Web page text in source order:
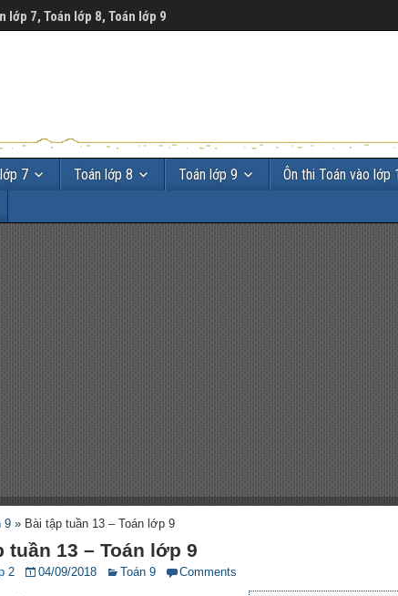
lớp 7, Toán lớp 8, Toán lớp 9
7 Toán lớp 8 Toán lớp 9 Ôn thi Toán vào lớp
9 » Bài tập tuần 13 – Toán lớp 9
tuần 13 – Toán lớp 9
2 04/09/2018 Toán 9 Comments